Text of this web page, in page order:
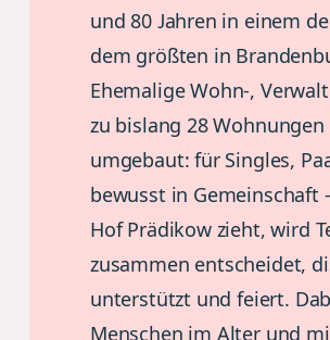
und 80 Jahren in einem
dem größten in
Ehemalige Wohn-,
zu bislang 28
umgebaut: für Singles,
bewusst in Gemeinschaft
Hof Prädikow zieht, wird
zusammen entscheidet,
unterstützt und feiert.
Menschen im Alter und